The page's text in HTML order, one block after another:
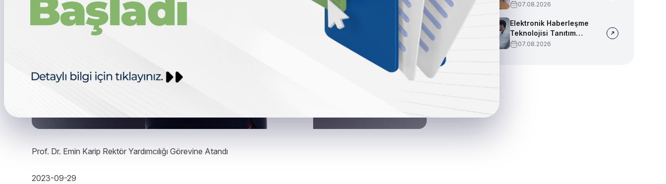
Prof. Dr. Emin Karip Rektör Yardımcılığı Görevine Atandı
2023-09-29
07.08.2026
Elektronik Haberleşme
Teknolojisi Tanıtım
Videosu
07.08.2026